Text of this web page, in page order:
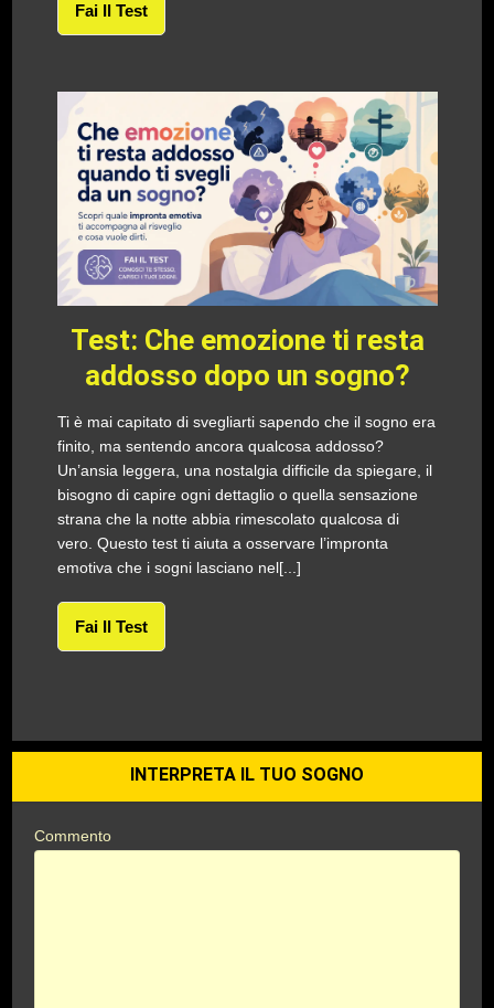
Fai Il Test
Test: Che emozione ti resta
addosso dopo un sogno?
Ti è mai capitato di svegliarti sapendo che il sogno era
finito, ma sentendo ancora qualcosa addosso?
Un’ansia leggera, una nostalgia difficile da spiegare, il
bisogno di capire ogni dettaglio o quella sensazione
strana che la notte abbia rimescolato qualcosa di
vero. Questo test ti aiuta a osservare l’impronta
emotiva che i sogni lasciano nel[...]
Fai Il Test
INTERPRETA IL TUO SOGNO
Commento